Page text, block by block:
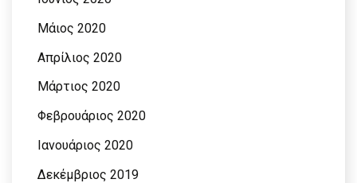
Μάιος 2020
Απρίλιος 2020
Μάρτιος 2020
Φεβρουάριος 2020
Ιανουάριος 2020
Δεκέμβριος 2019